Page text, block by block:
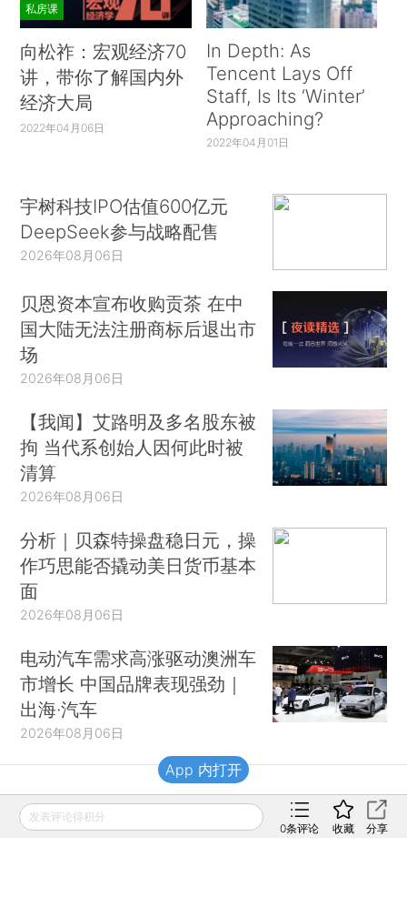
私房课
向松祚：宏观经济70
讲，带你了解国内外
经济大局
2022年04月06日
In Depth: As
Tencent Lays Off
Staff, Is Its ‘Winter’
Approaching?
2022年04月01日
宇树科技IPO估值600亿元
DeepSeek参与战略配售
2026年08月06日
贝恩资本宣布收购贡茶 在中
国大陆无法注册商标后退出市
场
2026年08月06日
【我闻】艾路明及多名股东被
拘 当代系创始人因何此时被
清算
2026年08月06日
分析｜贝森特操盘稳日元，操
作巧思能否撬动美日货币基本
面
2026年08月06日
电动汽车需求高涨驱动澳洲车
市增长 中国品牌表现强劲｜
出海·汽车
2026年08月06日
财新移动
发表评论得积分
0条评论 收藏 分享
App 内打开